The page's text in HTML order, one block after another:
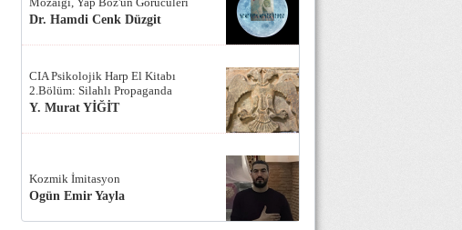
Dr. Hamdi Cenk Düzgit
CIA Psikolojik Harp El Kitabı
2.Bölüm: Silahlı Propaganda
Y. Murat YİĞİT
Kozmik İmitasyon
Ogün Emir Yayla